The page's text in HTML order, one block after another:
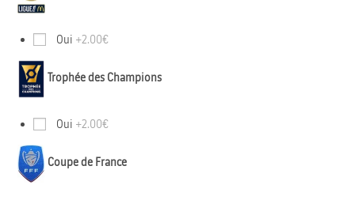
Oui +2.00€
Trophée des Champions
Oui +2.00€
Coupe de France